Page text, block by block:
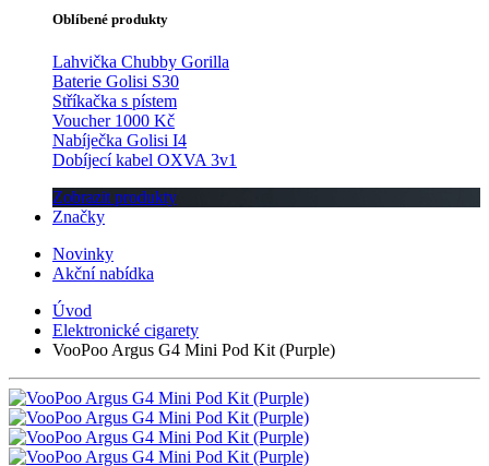
Oblíbené produkty
Lahvička Chubby Gorilla
Baterie Golisi S30
Stříkačka s pístem
Voucher 1000 Kč
Nabíječka Golisi I4
Dobíjecí kabel OXVA 3v1
Zobrazit produkty
Značky
Novinky
Akční nabídka
Úvod
Elektronické cigarety
VooPoo Argus G4 Mini Pod Kit (Purple)